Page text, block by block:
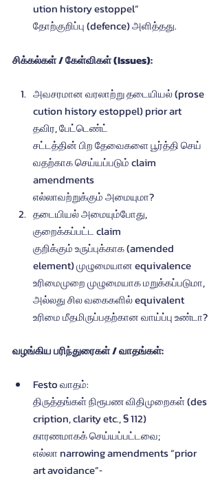
ution history estoppel”
தோற்குறிப்பு (defence) அளித்தது.
சிக்கல்கள் / கேள்விகள் (Issues):
அவசரமான வரலாற்று தடையியல் (prose
cution history estoppel) prior art
தவிர, பேட்டெண்ட்
சட்டத்தின் பிற தேவைகளை பூர்த்தி செய்
வதற்காக செய்யப்படும் claim
amendments
எல்லாவற்றுக்கும் அமையுமா?
தடையியல் அமையும்போது,
குறைக்கப்பட்ட claim
குறிக்கும் உருப்புக்காக (amended
element) முழுமையான equivalence
உரிமைமுறை முழுமையாக மறுக்கப்படுமா,
அல்லது சில வகைகளில் equivalent
உரிமை மீதமிருப்பதற்கான வாய்ப்பு உண்டா?
வழங்கிய பரிந்துரைகள் / வாதங்கள்:
Festo வாதம்:
திருத்தங்கள் நிரூபண விதிமுறைகள் (des
cription, clarity etc., § 112)
காரணமாகக் செய்யப்பட்டவை;
எல்லா narrowing amendments “prior
art avoidance”‐